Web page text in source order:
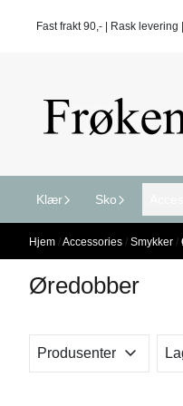
Fast frakt 90,- | Rask levering
Klær Sko
Hjem /Accessories / Smykker /
Øredobber
Produsenter